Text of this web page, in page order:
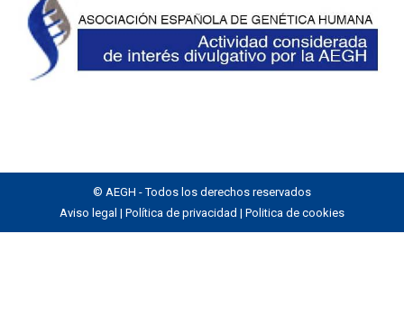
© AEGH - Todos los derechos reservados
Aviso legal | Política de privacidad | Politica de cookies